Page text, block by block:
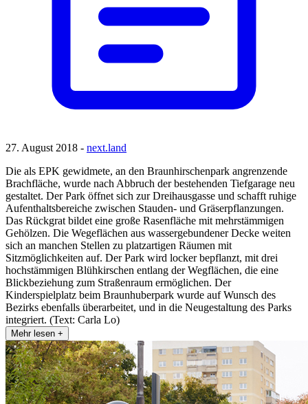
27. August 2018 - next.land
Die als EPK gewidmete, an den Braunhirschenpark angrenzende
Brachfläche, wurde nach Abbruch der bestehenden Tiefgarage neu
gestaltet. Der Park öffnet sich zur Dreihausgasse und schafft ruhige
Aufenthaltsbereiche zwischen Stauden- und Gräserpflanzungen.
Das Rückgrat bildet eine große Rasenfläche mit mehrstämmigen
Gehölzen. Die Wegeflächen aus wassergebundener Decke weiten
sich an manchen Stellen zu platzartigen Räumen mit
Sitzmöglichkeiten auf. Der Park wird locker bepflanzt, mit drei
hochstämmigen Blühkirschen entlang der Wegflächen, die eine
Blickbeziehung zum Straßenraum ermöglichen. Der
Kinderspielplatz beim Braunhuberpark wurde auf Wunsch des
Bezirks ebenfalls überarbeitet, und in die Neugestaltung des Parks
integriert. (Text: Carla Lo)
Mehr lesen +